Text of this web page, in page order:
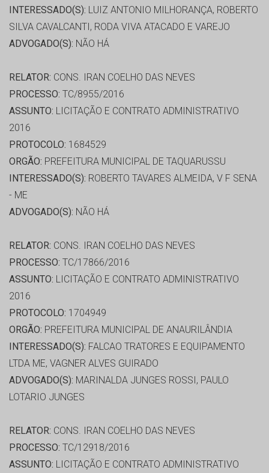
INTERESSADO(S): LUIZ ANTONIO MILHORANÇA, ROBERTO
SILVA CAVALCANTI, RODA VIVA ATACADO E VAREJO
ADVOGADO(S): NÃO HÁ
RELATOR: CONS. IRAN COELHO DAS NEVES
PROCESSO: TC/8955/2016
ASSUNTO: LICITAÇÃO E CONTRATO ADMINISTRATIVO
2016
PROTOCOLO: 1684529
ORGÃO: PREFEITURA MUNICIPAL DE TAQUARUSSU
INTERESSADO(S): ROBERTO TAVARES ALMEIDA, V F SENA
- ME
ADVOGADO(S): NÃO HÁ
RELATOR: CONS. IRAN COELHO DAS NEVES
PROCESSO: TC/17866/2016
ASSUNTO: LICITAÇÃO E CONTRATO ADMINISTRATIVO
2016
PROTOCOLO: 1704949
ORGÃO: PREFEITURA MUNICIPAL DE ANAURILÂNDIA
INTERESSADO(S): FALCAO TRATORES E EQUIPAMENTO
LTDA ME, VAGNER ALVES GUIRADO
ADVOGADO(S): MARINALDA JUNGES ROSSI, PAULO
LOTARIO JUNGES
RELATOR: CONS. IRAN COELHO DAS NEVES
PROCESSO: TC/12918/2016
ASSUNTO: LICITAÇÃO E CONTRATO ADMINISTRATIVO